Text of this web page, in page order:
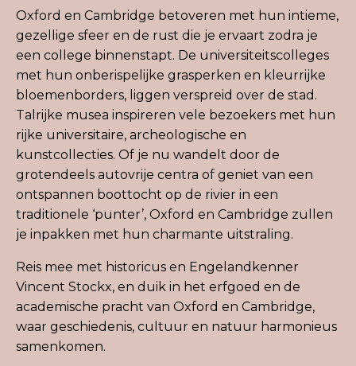
Oxford en Cambridge betoveren met hun intieme,
gezellige sfeer en de rust die je ervaart zodra je
een college binnenstapt. De universiteitscolleges
met hun onberispelijke grasperken en kleurrijke
bloemenborders, liggen verspreid over de stad.
Talrijke musea inspireren vele bezoekers met hun
rijke universitaire, archeologische en
kunstcollecties. Of je nu wandelt door de
grotendeels autovrije centra of geniet van een
ontspannen boottocht op de rivier in een
traditionele ‘punter’, Oxford en Cambridge zullen
je inpakken met hun charmante uitstraling.
Reis mee met historicus en Engelandkenner
Vincent Stockx, en duik in het erfgoed en de
academische pracht van Oxford en Cambridge,
waar geschiedenis, cultuur en natuur harmonieus
samenkomen.